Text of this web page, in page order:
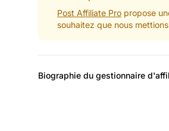
Post Affiliate Propropose
souhaitez que nous
Biographie du gestionnaire